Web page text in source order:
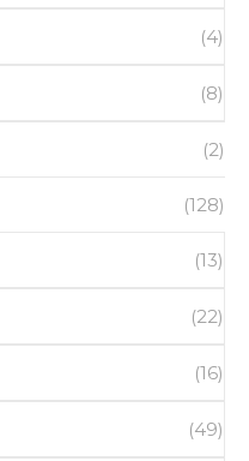
(4)
(8)
(2)
(128)
(13)
(22)
(16)
(49)